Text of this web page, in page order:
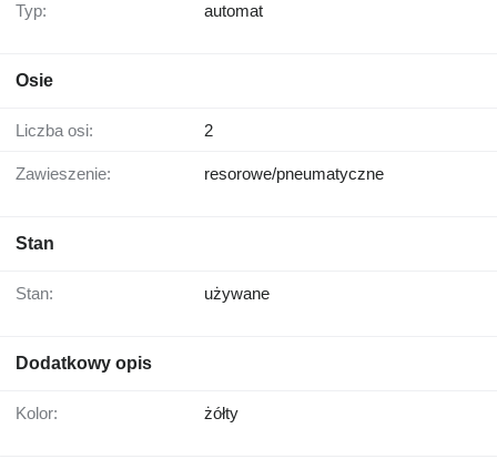
Typ: automat
Osie
Liczba osi: 2
Zawieszenie: resorowe/pneumatyczne
Stan
Stan: używane
Dodatkowy opis
Kolor: żółty